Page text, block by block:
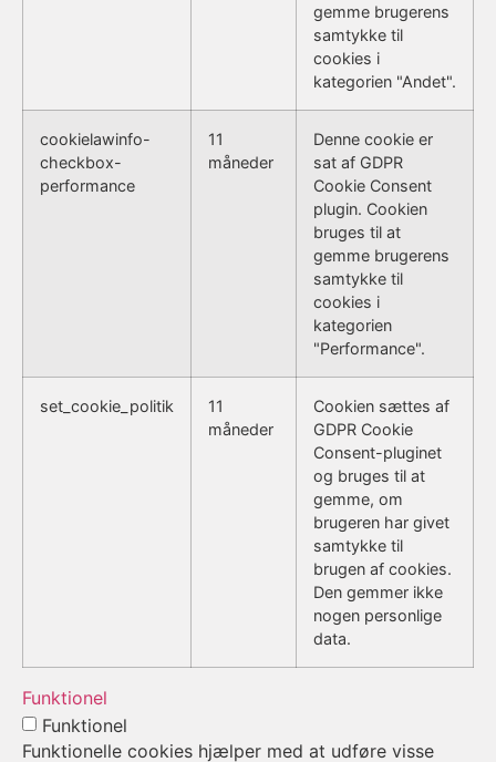
gemme brugerens
samtykke til
cookies i
kategorien "Andet".
cookielawinfo-
checkbox-
performance
11
måneder
Denne cookie er
sat af GDPR
Cookie Consent
plugin. Cookien
bruges til at
gemme brugerens
samtykke til
cookies i
kategorien
"Performance".
set_cookie_politik
11
måneder
Cookien sættes af
GDPR Cookie
Consent-pluginet
og bruges til at
gemme, om
brugeren har givet
samtykke til
brugen af cookies.
Den gemmer ikke
nogen personlige
data.
Funktionel
Funktionel
Funktionelle cookies hjælper med at udføre visse